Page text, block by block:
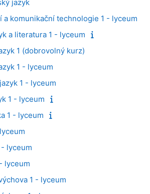
jazyk
a komunikační technologie 1 - lyceum
a literatura 1 - lyceum
1 (dobrovolný kurz)
1 - lyceum
1 - lyceum
1 - lyceum
1 - lyceum
lyceum
lyceum
1 - lyceum